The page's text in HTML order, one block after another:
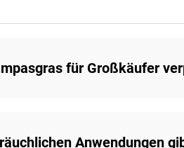
für Großkäufer
Anwendungen